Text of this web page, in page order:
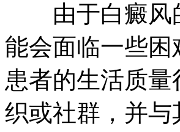
由于白癜风的
能会面临一些
患者的生活质
织或社群，并